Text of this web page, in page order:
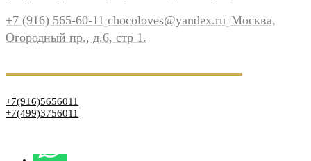
+7 (916) 565-60-11 chocoloves@yandex.ru Москва,
Огородный пр., д.6, стр 1.
+7(916)5656011
+7(499)3756011